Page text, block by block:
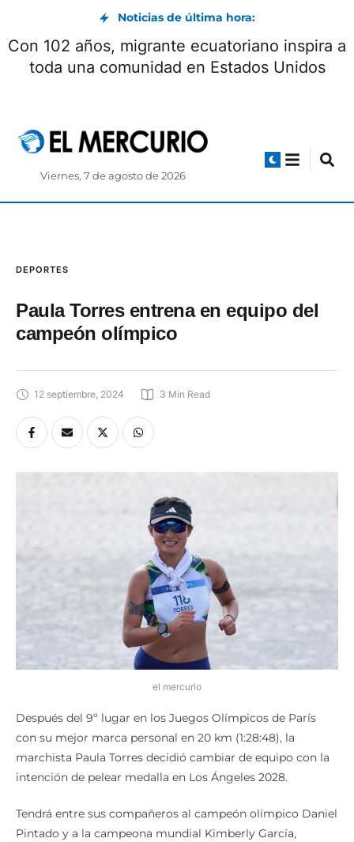
Noticias de última hora:
Con 102 años, migrante ecuatoriano inspira a
toda una comunidad en Estados Unidos
Viernes, 7 de agosto de 2026
DEPORTES
Paula Torres entrena en equipo del
campeón olímpico
12 septiembre, 2024 3 Min Read
el mercurio
Después del 9º lugar en los Juegos Olímpicos de París
con su mejor marca personal en 20 km (1:28:48), la
marchista Paula Torres decidió cambiar de equipo con la
intención de pelear medalla en Los Ángeles 2028.
Tendrá entre sus compañeros al campeón olímpico Daniel
Pintado y a la campeona mundial Kimberly García,